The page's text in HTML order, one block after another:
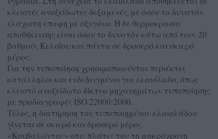
κλειστές ανοξείδωτες δεξαμενές, με όσον το δυνατόν
ελάχιστη επαφή με οξυγόνο. Η δε θερμοκρασία
αποθήκευσης είναι όσον το δυνατόν κάτω από τους 20
βαθμούς Κελσίου και πάντα σε δροσερό και σκιερό
μέρος.
Για την τυποποίηση χρησιμοποιούνται περιέκτες
κατάλληλοι και ενδεδειγμένοι για ελαιόλαδο, όπως
κλειστό ανοξείδωτο δίκτυο μηχανημάτων τυποποίησης
με προδιαγραφές ISO 22000:2000.
Τέλος, η διατήρηση του τυποποιημένου ελαιολάδου
γίνεται σε σκιερό και δροσερό μέρος.
«Κουβαλώντας» στις πλάτες του τη μακρόχρονη